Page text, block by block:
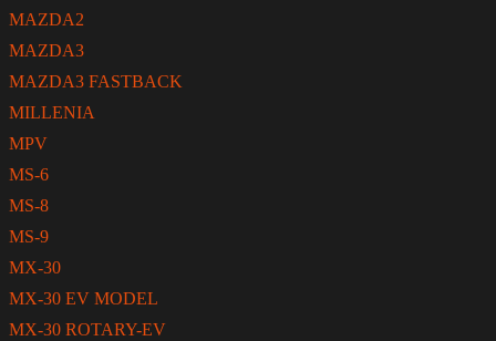
MAZDA2
MAZDA3
MAZDA3 FASTBACK
MILLENIA
MPV
MS-6
MS-8
MS-9
MX-30
MX-30 EV MODEL
MX-30 ROTARY-EV